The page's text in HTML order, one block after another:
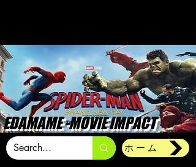
EDAMAME -MOVIE IMPACT
ホーム